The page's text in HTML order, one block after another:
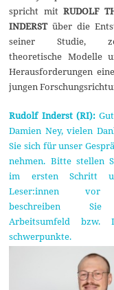
spricht mitRUDOLF
INDERSTüber die
seiner Studie,
theoretische Modelle
Herausforderungen
jungen
Rudolf Inderst (RI):
Damien Ney, vielen
Sie sich für unser
nehmen. Bitte stellen
im ersten Schritt
Leser:innen
beschreiben
Arbeitsumfeld bzw.
schwerpunkte.